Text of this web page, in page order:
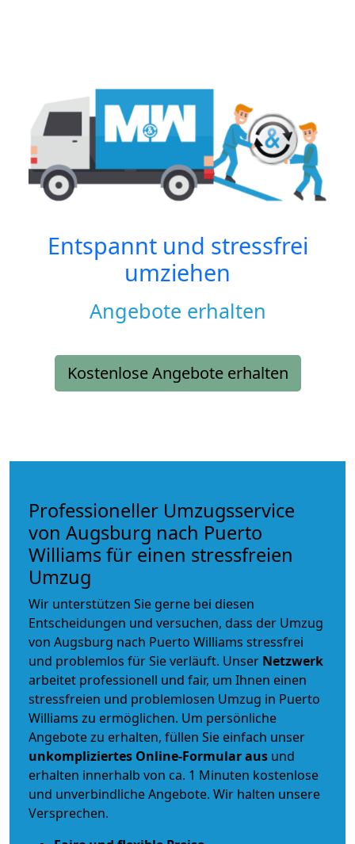
Entspannt und stressfrei
umziehen
Angebote erhalten
Kostenlose Angebote erhalten
Professioneller Umzugsservice
von Augsburg nach Puerto
Williams für einen stressfreien
Umzug
Wir unterstützen Sie gerne bei diesen
Entscheidungen und versuchen, dass der Umzug
von Augsburg nach Puerto Williams stressfrei
und problemlos für Sie verläuft. Unser Netzwerk
arbeitet professionell und fair, um Ihnen einen
stressfreien und problemlosen Umzug in Puerto
Williams zu ermöglichen. Um persönliche
Angebote zu erhalten, füllen Sie einfach unser
unkompliziertes Online-Formular aus und
erhalten innerhalb von ca. 1 Minuten kostenlose
und unverbindliche Angebote. Wir halten unsere
Versprechen.